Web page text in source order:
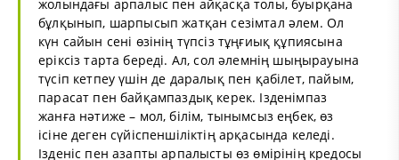
жолындағы арпалыс пен айқасқа толы, буырқана
бұлқынып, шарпысып жатқан сезімтал әлем. Ол
күн сайын сені өзінің түпсіз тұңғиық құпиясына
еріксіз тарта береді. Ал, сол әлемнің шыңырауына
түсіп кетпеу үшін де даралық пен қабілет, пайым,
парасат пен байқампаздық керек. Ізденімпаз
жанға нәтиже – мол, білім, тынымсыз еңбек, өз
ісіне деген сүйіспеншіліктің арқасында келеді.
Ізденіс пен азапты арпалысты өз өмірінің кредосы